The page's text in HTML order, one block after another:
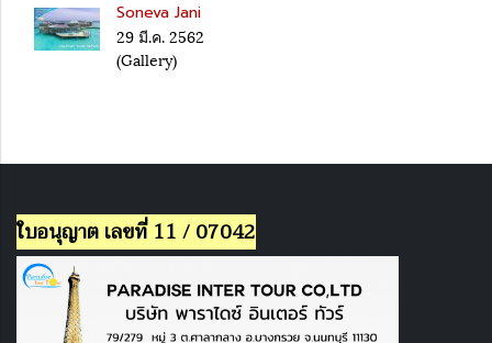
Soneva Jani
29 มี.ค. 2562
(Gallery)
ใบอนุญาต เลขที่ 11 / 07042